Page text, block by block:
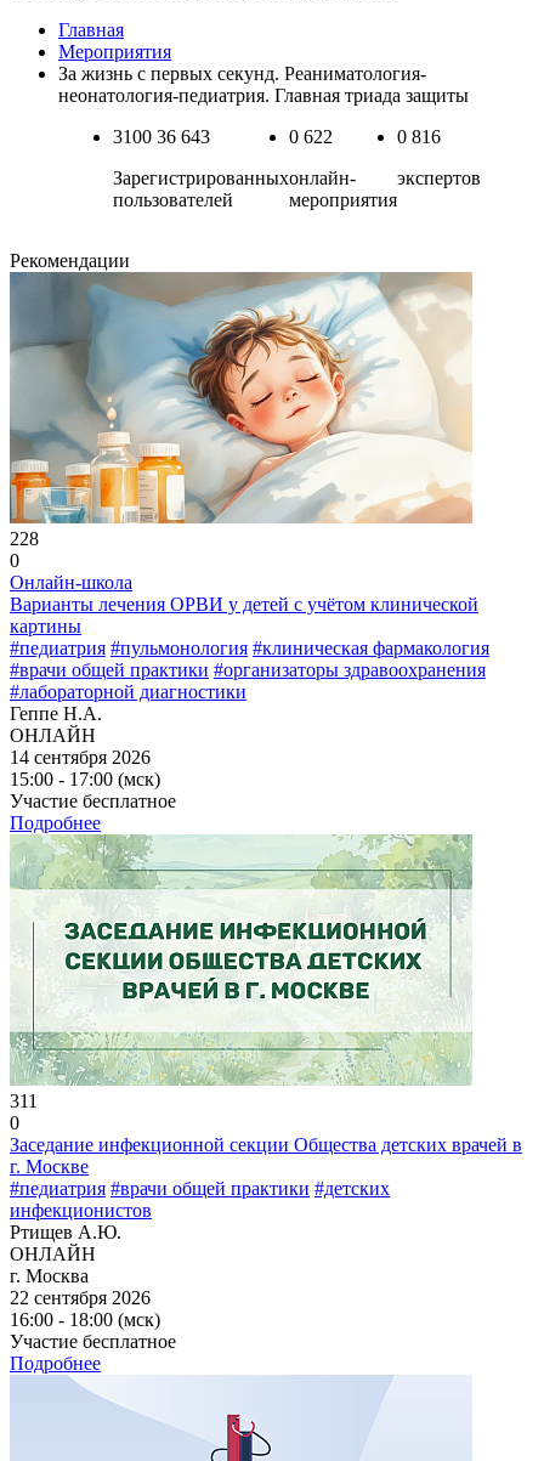
Главная
Мероприятия
За жизнь с первых секунд. Реаниматология-
неонатология-педиатрия. Главная триада защиты
3100 36 643
Зарегистрированных
пользователей
0 622
онлайн-
мероприятия
0 816
экспертов
Рекомендации
228
0
Онлайн-школа
Варианты лечения ОРВИ у детей с учётом клинической
картины
#педиатрия #пульмонология #клиническая фармакология
#врачи общей практики #организаторы здравоохранения
#лабораторной диагностики
Геппе Н.А.
ОНЛАЙН
14 сентября 2026
15:00 - 17:00 (мск)
Участие бесплатное
Подробнее
311
0
Заседание инфекционной секции Общества детских врачей в
г. Москве
#педиатрия #врачи общей практики #детских
инфекционистов
Ртищев А.Ю.
ОНЛАЙН
г. Москва
22 сентября 2026
16:00 - 18:00 (мск)
Участие бесплатное
Подробнее